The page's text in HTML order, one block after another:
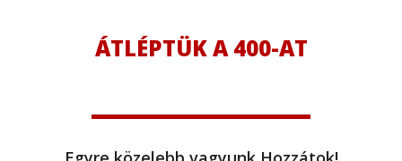
ÁTLÉPTÜK A 400-AT